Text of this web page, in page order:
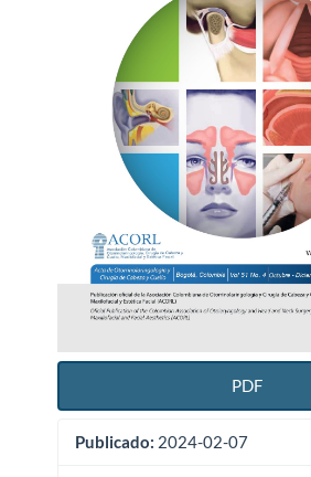
PDF
Publicado: 2024-02-07